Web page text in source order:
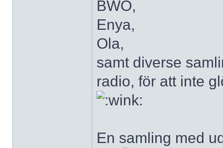
BWO,
Enya,
Ola,
samt diverse
radio, för att inte
En samling med